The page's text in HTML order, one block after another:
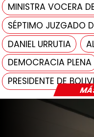
MINISTRA VOCERA
SÉPTIMO JUZGADO
DANIEL URRUTIA
DEMOCRACIA PLENA
PRESIDENTE DE